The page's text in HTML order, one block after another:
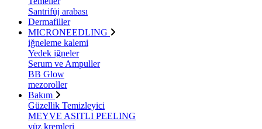
Santrifüj arabası
Dermafiller
MICRONEEDLING
iğneleme kalemi
Yedek iğneler
Serum ve Ampuller
BB Glow
mezoroller
Bakım
Güzellik Temizleyici
MEYVE ASITLI PEELING
yüz kremleri